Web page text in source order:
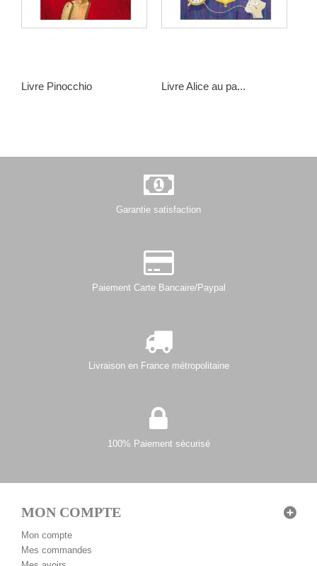
Livre Pinocchio Livre Alice au pa...
Garantie satisfaction
Paiement Carte Bancaire/Paypal
Livraison en France métropolitaine
100% Paiement sécurisé
MON COMPTE
Mon compte
Mes commandes